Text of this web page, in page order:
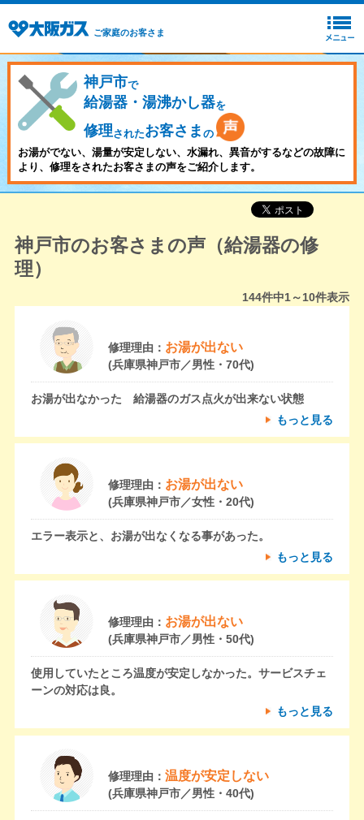
ご家庭のお客さま
神戸市で
給湯器・湯沸かし器を
修理されたお客さま の
お湯がでない、湯量が安定しない、水漏れ、異音がするなどの故障に
より、修理をされたお客さまの声をご紹介します。
神戸市のお客さまの声（給湯器の修
理）
144件中1～10件表示
修理理由： お湯が出ない
(兵庫県神戸市／男性・70代)
お湯が出なかった 給湯器のガス点火が出来ない状態
もっと見る
修理理由： お湯が出ない
(兵庫県神戸市／女性・20代)
エラー表示と、お湯が出なくなる事があった。
もっと見る
修理理由： お湯が出ない
(兵庫県神戸市／男性・50代)
使用していたところ温度が安定しなかった。サービスチェ
ーンの対応は良。
もっと見る
修理理由： 温度が安定しない
(兵庫県神戸市／男性・40代)